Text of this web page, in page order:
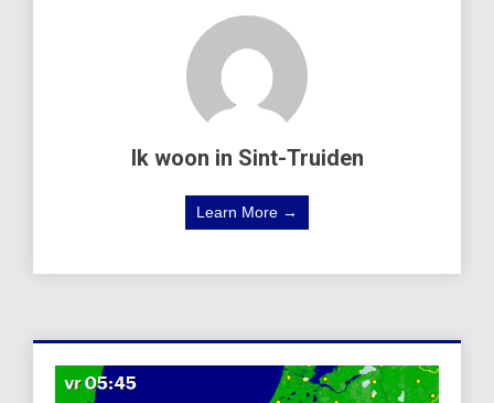
Ik woon in Sint-Truiden
Learn More →